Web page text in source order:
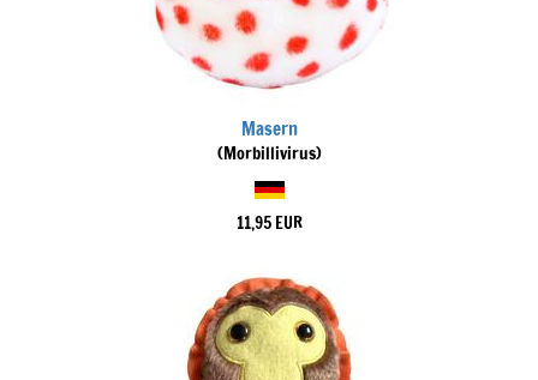
Masern
(Morbillivirus)
11,95 EUR